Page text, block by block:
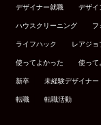
デザイナー就職 デザイ
ハウスクリーニング フ
ライフハック レアジョ
使ってよかった 使って
新卒 未経験デザイナー
転職 転職活動